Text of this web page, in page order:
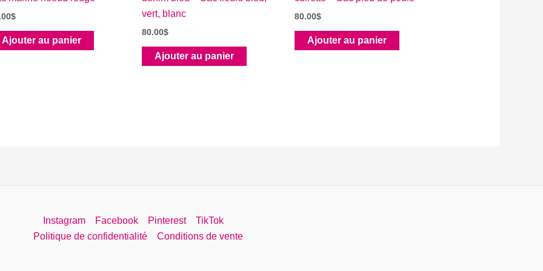
$
Ajouter au panier
vert, blanc
80.00$
Ajouter au panier
80.00$
Ajouter au panier
Instagram Facebook Pinterest
TikTok
Politique de confidentialité
Conditions de vente